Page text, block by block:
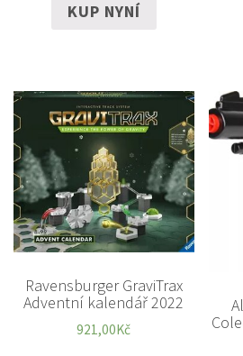
KUP NYNÍ
Ravensburger GraviTrax
Adventní kalendář 2022
921,00Kč